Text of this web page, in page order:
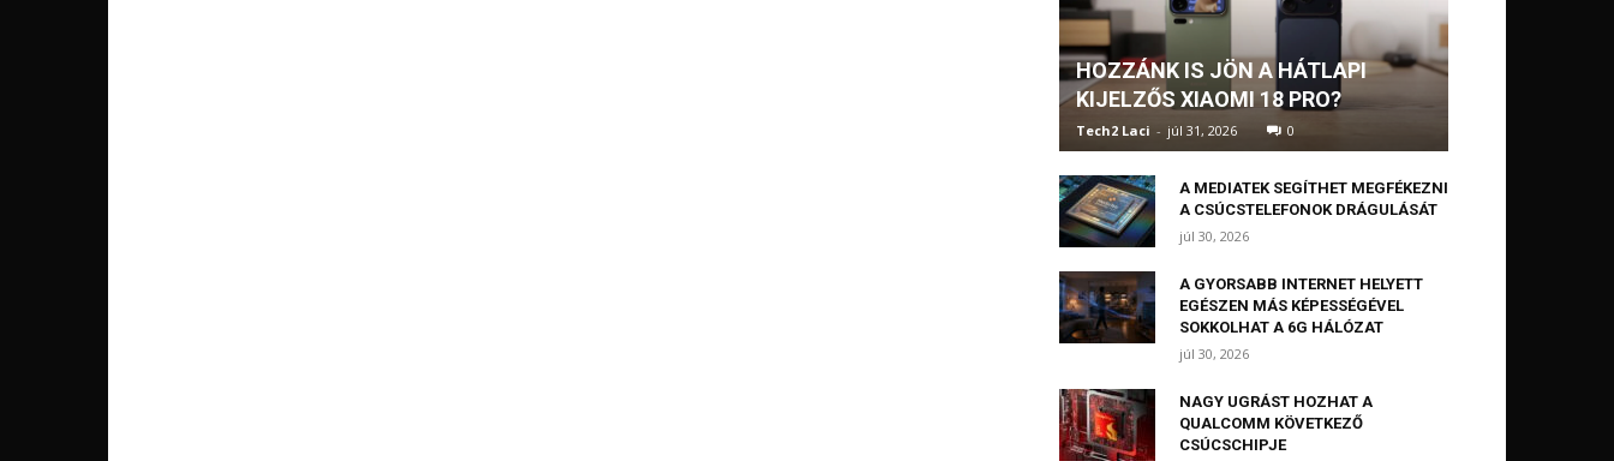
HOZZÁNK IS JÖN A HÁTLAPI
KIJELZŐS XIAOMI 18 PRO?
Tech2 Laci - júl 31, 2026 0
A MEDIATEK SEGÍTHET MEGFÉKEZNI
A CSÚCSTELEFONOK DRÁGULÁSÁT
júl 30, 2026
A GYORSABB INTERNET HELYETT
EGÉSZEN MÁS KÉPESSÉGÉVEL
SOKKOLHAT A 6G HÁLÓZAT
júl 30, 2026
NAGY UGRÁST HOZHAT A
QUALCOMM KÖVETKEZŐ
CSÚCSCHIPJE